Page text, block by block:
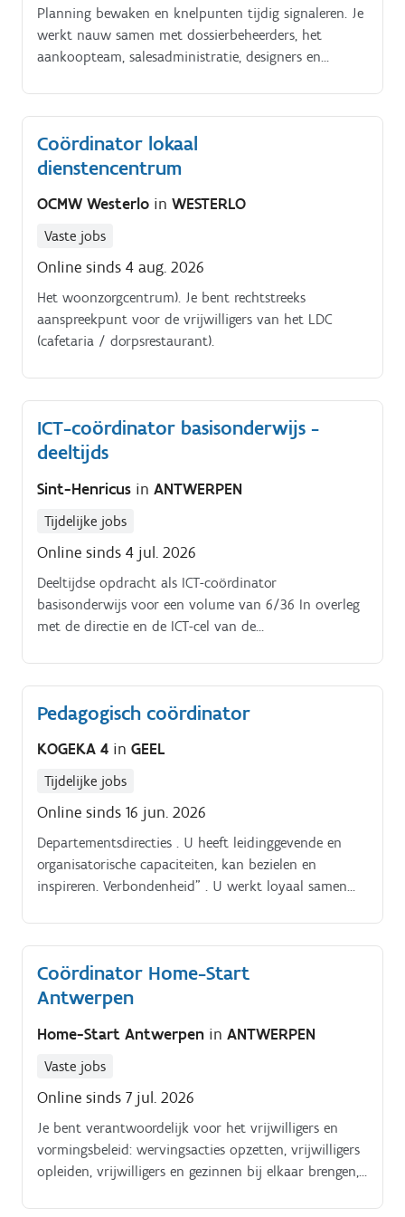
en boekhouding Je helpt risico’s voorkomen, creëert
overzicht en zorgt ervoor dat infrastructuur,
veiligheid en informatieveiligheid elkaar versterken Je
doen in. veilige, goed onderhouden en
toekomstgerichte gebouwen én digitale systemen.
Planning bewaken en knelpunten tijdig signaleren. Je
werkt nauw samen met dossierbeheerders, het
aankoopteam, salesadministratie, designers en
Coördinator lokaal
dienstencentrum
OCMW Westerlo in WESTERLO
Vaste jobs
Online sinds 4 aug. 2026
Het woonzorgcentrum). Je bent rechtstreeks
aanspreekpunt voor de vrijwilligers van het LDC
(cafetaria / dorpsrestaurant).
ICT-coördinator basisonderwijs -
deeltijds
Sint-Henricus in ANTWERPEN
Tijdelijke jobs
Online sinds 4 jul. 2026
Deeltijdse opdracht als ICT-coördinator
basisonderwijs voor een volume van 6/36 In overleg
met de directie en de ICT-cel van de
de school Je werkt het beleid op technisch en
pedagogisch-didactisch vlak mee uit.
Pedagogisch coördinator
KOGEKA 4 in GEEL
Tijdelijke jobs
Online sinds 16 jun. 2026
Departementsdirecties . U heeft leidinggevende en
organisatorische capaciteiten, kan bezielen en
inspireren. Verbondenheid” . U werkt loyaal samen
Coördinator Home-Start
Antwerpen
Home-Start Antwerpen in ANTWERPEN
Vaste jobs
Online sinds 7 jul. 2026
Je bent verantwoordelijk voor het vrijwilligers en
vormingsbeleid: wervingsacties opzetten, vrijwilligers
opleiden, vrijwilligers en gezinnen bij elkaar brengen,